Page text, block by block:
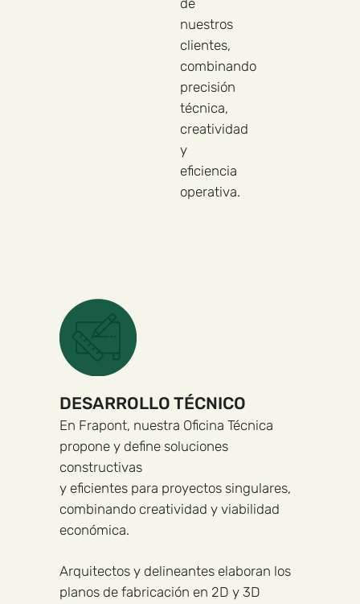
de
nuestros
clientes,
combinando
precisión
técnica,
creatividad
y
eficiencia
operativa.
DESARROLLO TÉCNICO
En Frapont, nuestra Oficina Técnica
propone y define soluciones
constructivas
y eficientes para proyectos singulares,
combinando creatividad y viabilidad
económica.
Arquitectos y delineantes elaboran los
planos de fabricación en 2D y 3D